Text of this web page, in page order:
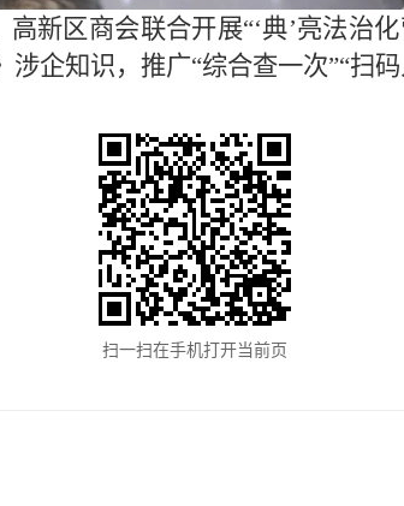
新区商会联合开展“‘典’亮法治
企知识，推广“综合查一次”“扫码
扫一扫在手机打开当前页